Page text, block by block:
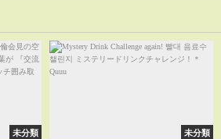
未分類 未分類